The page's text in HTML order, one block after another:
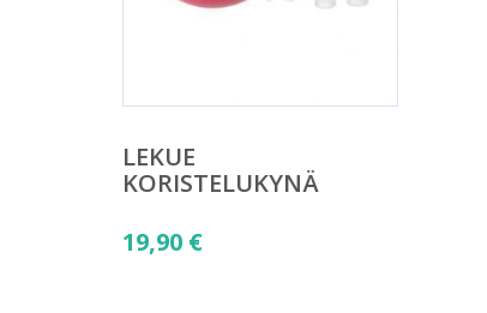
LEKUE
KORISTELUKYNÄ
19,90 €